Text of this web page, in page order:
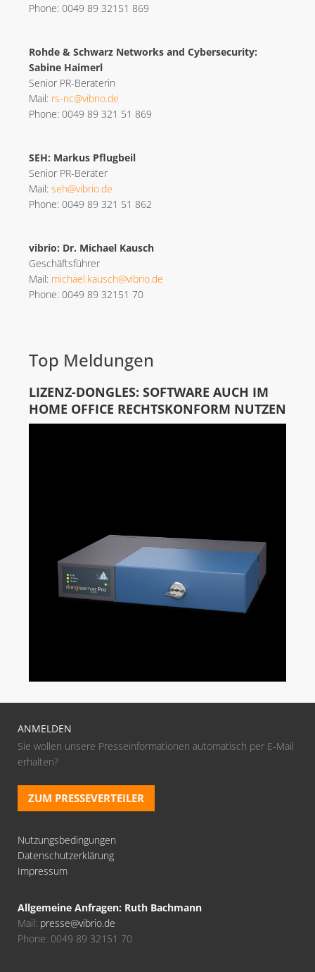
Phone: 0049 89 32151 869
Rohde & Schwarz Networks and Cybersecurity:
Sabine Haimerl
Senior PR-Beraterin
Mail: rs-nc@vibrio.de
Phone: 0049 89 321 51 869
SEH: Markus Pflugbeil
Senior PR-Berater
Mail: seh@vibrio.de
Phone: 0049 89 321 51 862
vibrio: Dr. Michael Kausch
Geschäftsführer
Mail: michael.kausch@vibrio.de
Phone: 0049 89 32151 70
Top Meldungen
LIZENZ-DONGLES: SOFTWARE AUCH IM
HOME OFFICE RECHTSKONFORM NUTZEN
ANMELDEN
Sie wollen unsere Presseinformationen automatisch per E-Mail
erhalten?
ZUM PRESSEVERTEILER
Nutzungsbedingungen
Datenschutzerklärung
Impressum
Allgemeine Anfragen: Ruth Bachmann
Mail: presse@vibrio.de
Phone: 0049 89 32151 70